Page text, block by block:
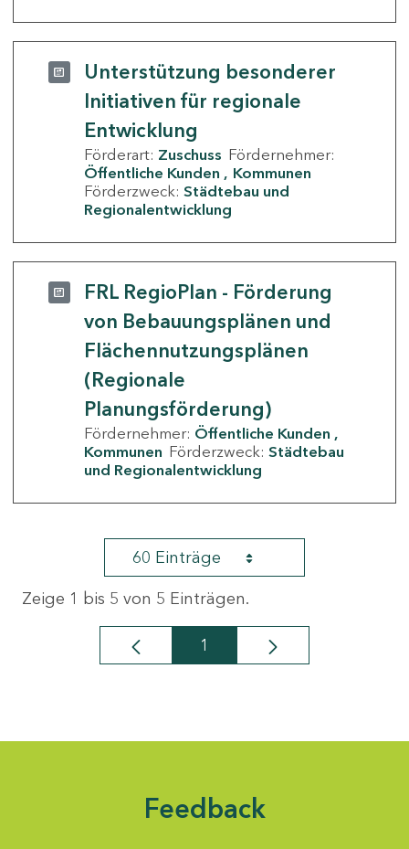
Unterstützung besonderer
Initiativen für regionale
Entwicklung
Förderart: Zuschuss Fördernehmer:
Öffentliche Kunden
Kommunen
Förderzweck: Städtebau und
Regionalentwicklung
FRL RegioPlan - Förderung
von Bebauungsplänen und
Flächennutzungsplänen
(Regionale
Planungsförderung)
Fördernehmer: Öffentliche Kunden
Kommunen Förderzweck: Städtebau
und Regionalentwicklung
60 Einträge
Zeige 1 bis 5 von 5 Einträgen.
Seite
1
Feedback